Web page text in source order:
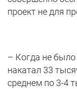
проект не для
– Когда не
накатал 33
среднем по 3-4